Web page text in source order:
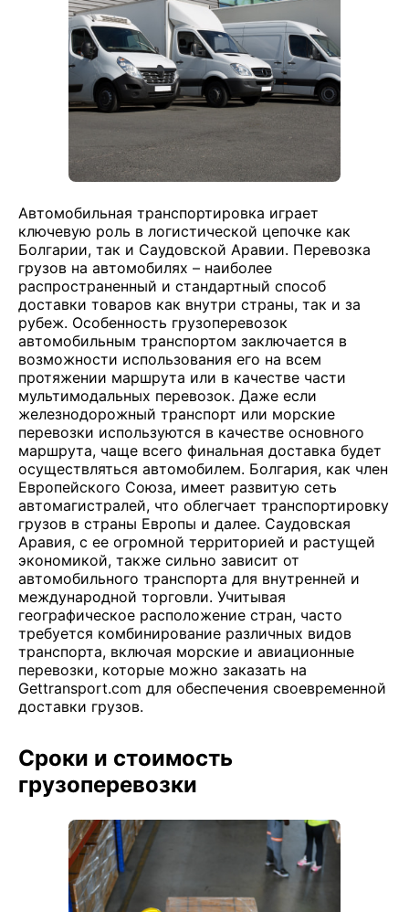
Автомобильная транспортировка играет
ключевую роль в логистической цепочке как
Болгарии, так и Саудовской Аравии. Перевозка
грузов на автомобилях – наиболее
распространенный и стандартный способ
доставки товаров как внутри страны, так и за
рубеж. Особенность грузоперевозок
автомобильным транспортом заключается в
возможности использования его на всем
протяжении маршрута или в качестве части
мультимодальных перевозок. Даже если
железнодорожный транспорт или морские
перевозки используются в качестве основного
маршрута, чаще всего финальная доставка будет
осуществляться автомобилем. Болгария, как член
Европейского Союза, имеет развитую сеть
автомагистралей, что облегчает транспортировку
грузов в страны Европы и далее. Саудовская
Аравия, с ее огромной территорией и растущей
экономикой, также сильно зависит от
автомобильного транспорта для внутренней и
международной торговли. Учитывая
географическое расположение стран, часто
требуется комбинирование различных видов
транспорта, включая морские и авиационные
перевозки, которые можно заказать на
Gettransport.com для обеспечения своевременной
доставки грузов.
Сроки и стоимость
грузоперевозки